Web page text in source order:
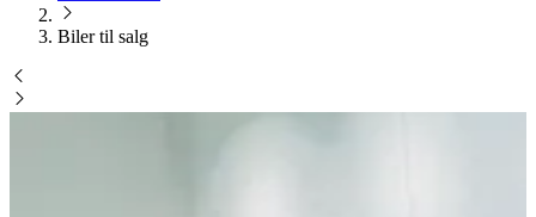
Biler til salg